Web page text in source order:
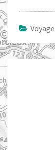
Navigation
d'article